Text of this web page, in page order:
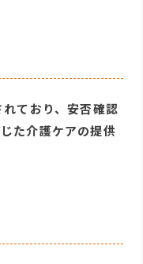
ており、安否確認
た介護ケアの提供